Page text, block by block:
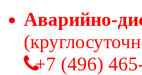
Аварийно-
+7 (496)